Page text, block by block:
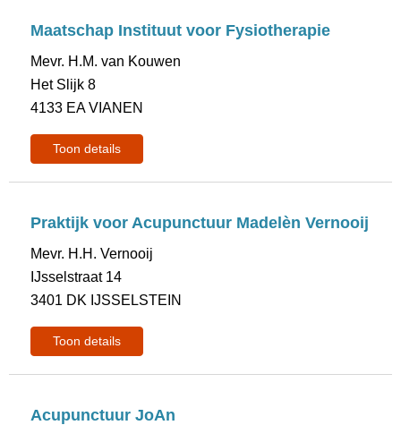
Maatschap Instituut voor Fysiotherapie
Mevr. H.M. van Kouwen
Het Slijk 8
4133 EA VIANEN
Toon details
Praktijk voor Acupunctuur Madelèn Vernooij
Mevr. H.H. Vernooij
IJsselstraat 14
3401 DK IJSSELSTEIN
Toon details
Acupunctuur JoAn